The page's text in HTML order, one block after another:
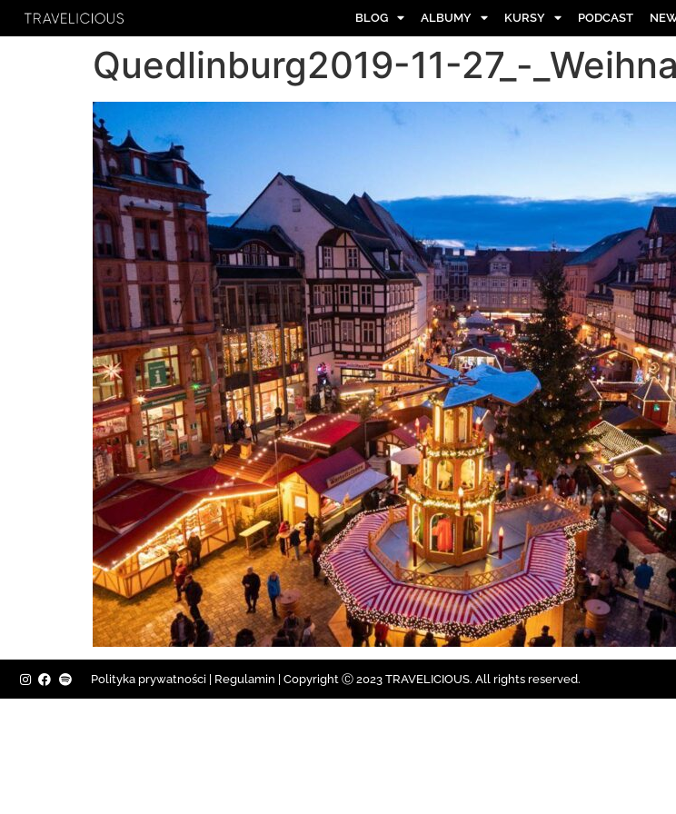
BLOG ALBUMY KURSY PODCAST
Quedlinburg2019-11-27_-
Polityka prywatności Regulamin | Copyright Ⓒ 2023 TRAVELICIOUS. All rights reserved.